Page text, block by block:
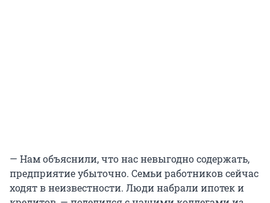
— Нам объяснили, что нас невыгодно содержать,
предприятие убыточно. Семьи работников сейчас
ходят в неизвестности. Люди набрали ипотек и